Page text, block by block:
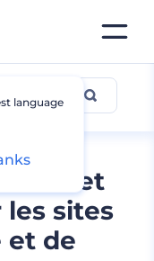
sites
et de
language